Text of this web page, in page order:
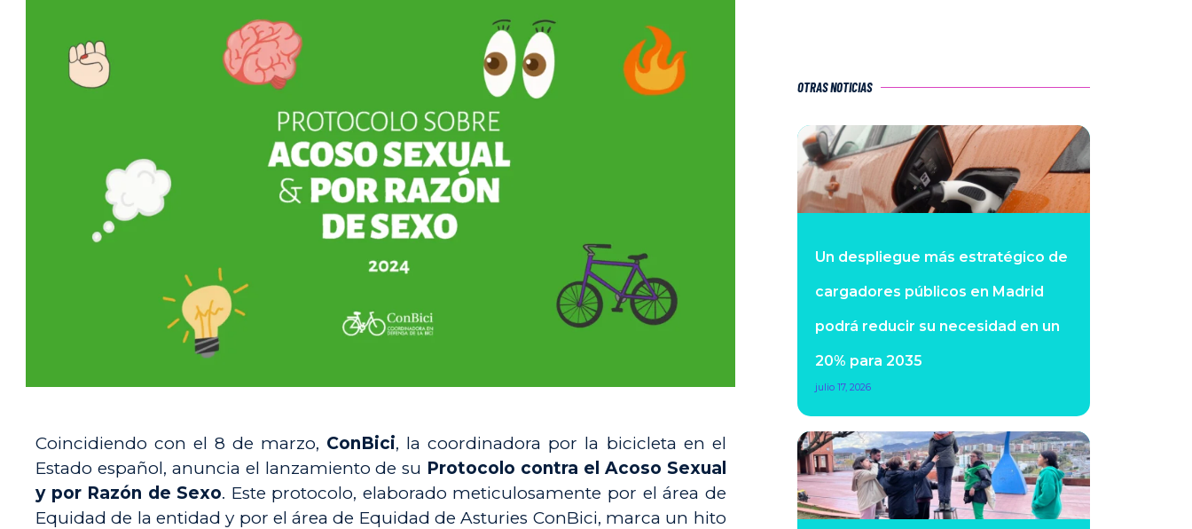
Coincidiendo con el 8 de marzo, ConBici, la coordinadora por la bicicleta en el
Estado español, anuncia el lanzamiento de su Protocolo contra el Acoso Sexual
y por Razón de Sexo. Este protocolo, elaborado meticulosamente por el área de
Equidad de la entidad y por el área de Equidad de Asturies ConBici, marca un hito
OTRAS NOTICIAS
Un despliegue más estratégico de
cargadores públicos en Madrid
podrá reducir su necesidad en un
20% para 2035
julio 17, 2026